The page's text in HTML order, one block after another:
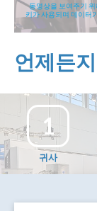
동영상을 보여주기
키가 사용되며 데이터
언제든
1
귀사